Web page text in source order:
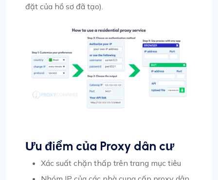
đặt của hồ sơ đã tạo).
Ưu điểm của Proxy dân cư
Xác suất chặn thấp trên trang mục tiêu